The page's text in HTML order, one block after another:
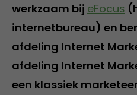
werkzaam bij eFocus
internetbureau) en
afdeling Internet
afdeling Internet
een klassiek